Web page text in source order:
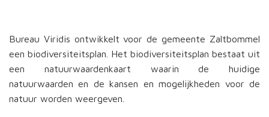
Bureau Viridis ontwikkelt voor de gemeente Zaltbommel
een biodiversiteitsplan. Het biodiversiteitsplan bestaat uit
een natuurwaardenkaart waarin de huidige
natuurwaarden en de kansen en mogelijkheden voor de
natuur worden weergeven.